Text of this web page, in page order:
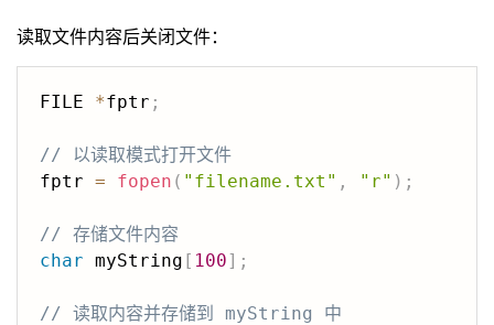
读取文件内容后关闭文件：
FILE *fptr ;
// 以读取模式打开文件
fptr = fopen ( "filename.txt" , "r" ) ;
// 存储文件内容
char myString [ 100] ;
// 读取内容并存储到 myString 中